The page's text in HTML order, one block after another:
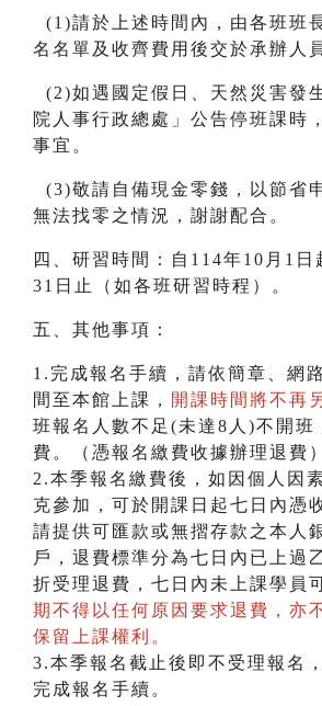
(1)請於上述時間內，由各班班
名名單及收齊費用後交於承辦人
(2)如遇國定假日、天然災害發
院人事行政總處」公告停班課時
事宜。
(3)敬請自備現金零錢，以節省
無法找零之情況，謝謝配合。
四、研習時間：自114年10月1日
31日止（如各班研習時程）。
五、其他事項：
1.完成報名手續，請依簡章、網
間至本館上課，
開課時間將不再
班報名人數不足(未達8人)不開班
費。（憑報名繳費收據辦理退費）
2.本季報名繳費後，如因個人因
克參加，可於開課日起七日內憑
請提供可匯款或無摺存款之本人
戶，退費標準分為七日內已上過
折受理退費，七日內未上課學員
期不得以任何原因要求退費，亦
保留上課權利。
3.本季報名截止後即不受理報名
完成報名手續。